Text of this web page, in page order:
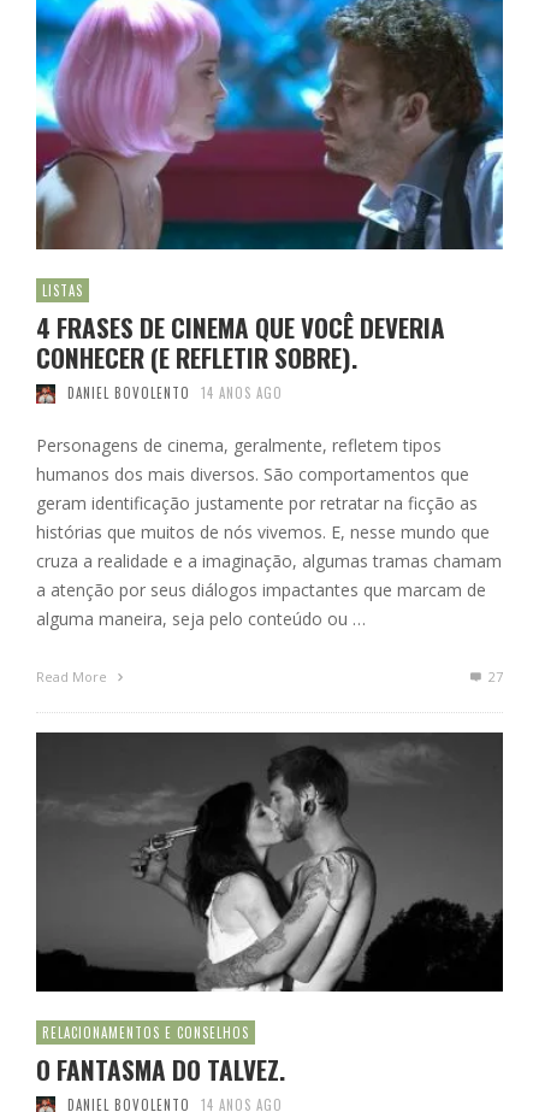
LISTAS
4 FRASES DE CINEMA QUE VOCÊ DEVERIA
CONHECER (E REFLETIR SOBRE).
DANIEL BOVOLENTO 14 ANOS AGO
Personagens de cinema, geralmente, refletem tipos
humanos dos mais diversos. São comportamentos que
geram identificação justamente por retratar na ficção as
histórias que muitos de nós vivemos. E, nesse mundo que
cruza a realidade e a imaginação, algumas tramas chamam
a atenção por seus diálogos impactantes que marcam de
alguma maneira, seja pelo conteúdo ou …
Read More 27
RELACIONAMENTOS E CONSELHOS
O FANTASMA DO TALVEZ.
DANIEL BOVOLENTO 14 ANOS AGO